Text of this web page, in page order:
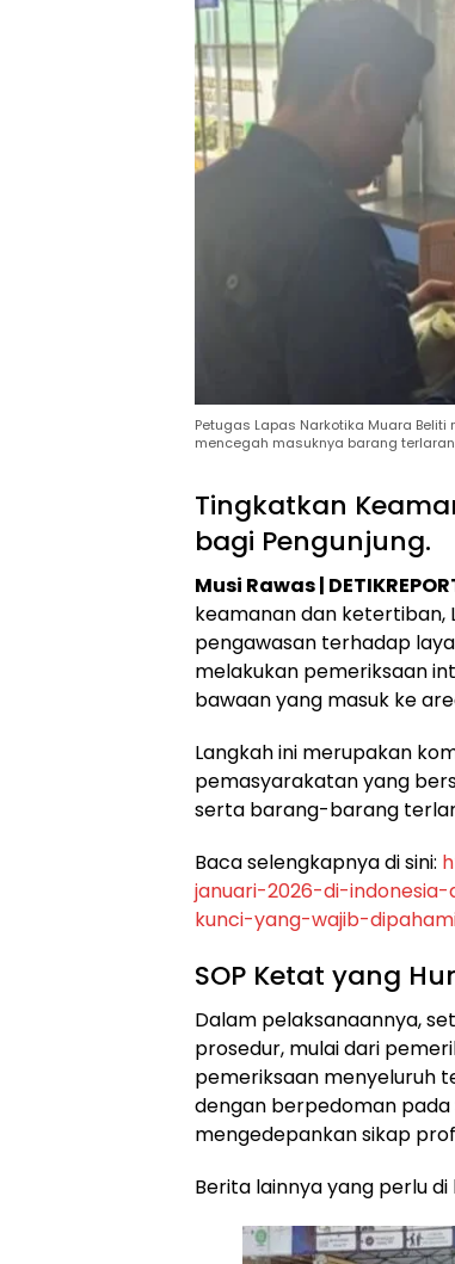
Petugas Lapas Narkotika Muara
mencegah masuknya barang
Tingkatkan
bagi Pengunjung.
Musi Rawas |
keamanan dan ketertiban,
pengawasan terhadap
melakukan pemeriksaan
bawaan yang masuk ke
​Langkah ini merupakan
pemasyarakatan yang
serta barang-barang
​Baca selengkapnya di sini:
januari-2026-di-
kunci-yang-wajib-
​SOP Ketat yang
​Dalam pelaksanaannya,
prosedur, mulai dari
pemeriksaan menyeluruh
dengan berpedoman pada
mengedepankan sikap
Berita lainnya yang perlu di